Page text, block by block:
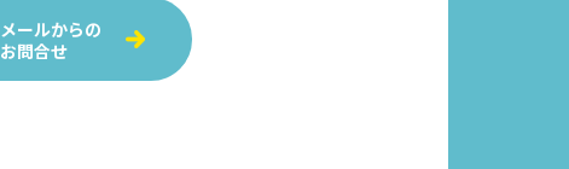
メールからの
お問合せ